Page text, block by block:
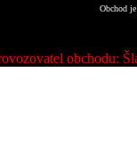
Obchod
obchodu: